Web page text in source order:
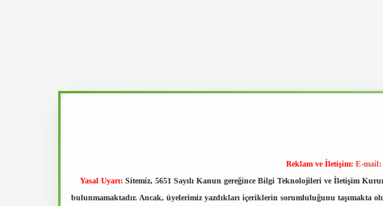
Reklam ve İletişim: E-mail:
Yasal Uyarı: Sitemiz, 5651 Sayılı Kanun gereğince Bilgi Teknolojileri ve İletişim
bulunmamaktadır. Ancak, üyelerimiz yazdıkları içeriklerin sorumluluğunu taşımakta